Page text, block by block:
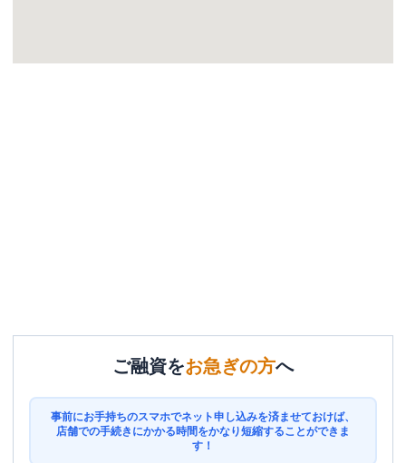
ご融資をお急ぎの方へ
事前にお手持ちのスマホでネット申し込みを済ませておけば、
店舗での手続きにかかる時間をかなり短縮することができま
す！